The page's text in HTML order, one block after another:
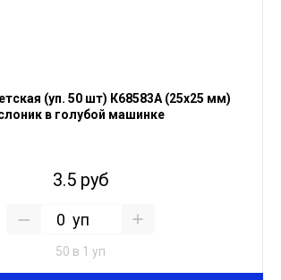
(уп. 50 шт) К68583А (25х25 мм)
в голубой машинке
3.5 руб
уп
50 в 1 уп